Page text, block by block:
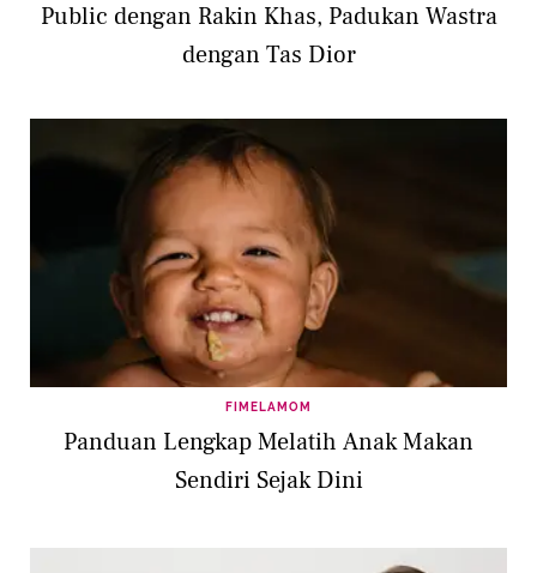
Public dengan Rakin Khas, Padukan Wastra
dengan Tas Dior
FIMELAMOM
Panduan Lengkap Melatih Anak Makan
Sendiri Sejak Dini